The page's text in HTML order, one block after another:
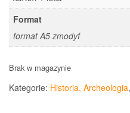
Format
format A5 zmodyf
Brak w magazynie
Kategorie: Historia, Archeologia,